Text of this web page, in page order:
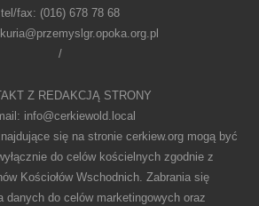
tel/fax: (016) 678 78 68
/
Z REDAKCJĄ STRONY
info@cerkiewold.local
się na stronie cerkiew.org mogą być
do celów kościelnych zgodnie z
Kościołów Wschodnich. Zabrania się
danych do celów marketingowych oraz